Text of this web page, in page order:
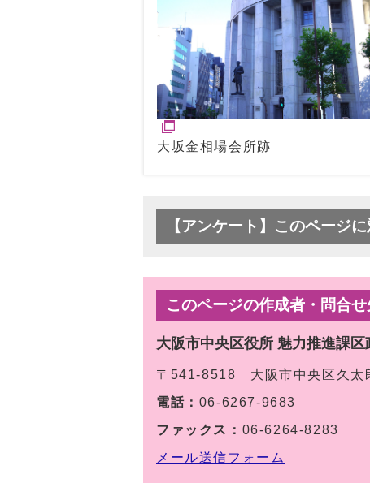
大坂金相場会所跡
【アンケート】このページ
このページの作成者・問合せ
大阪市中央区役所 魅力推進課
〒541-8518 大阪市中央区久太
電話： 06-6267-9683
ファックス： 06-6264-8283
メール送信フォーム